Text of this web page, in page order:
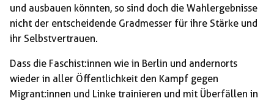
und ausbauen könnten, so sind doch die Wahlergebnisse
nicht der entscheidende Gradmesser für ihre Stärke und
ihr Selbstvertrauen.
Dass die Faschist:innen wie in Berlin und andernorts
wieder in aller Öffentlichkeit den Kampf gegen
Migrant:innen und Linke trainieren und mit Überfällen in